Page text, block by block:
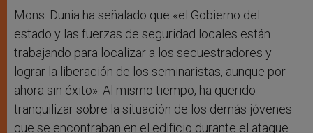
Mons. Dunia ha señalado que «el Gobierno del
estado y las fuerzas de seguridad locales están
trabajando para localizar a los secuestradores y
lograr la liberación de los seminaristas, aunque por
ahora sin éxito». Al mismo tiempo, ha querido
tranquilizar sobre la situación de los demás jóvenes
que se encontraban en el edificio durante el ataque